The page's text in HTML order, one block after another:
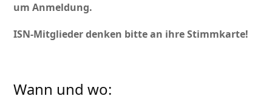
um Anmeldung.
ISN-Mitglieder denken bitte an ihre Stimmkarte!
Wann und wo: